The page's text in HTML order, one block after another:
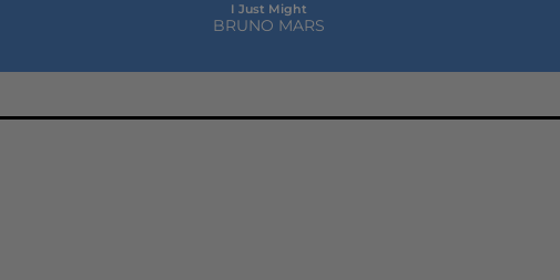
I Just Might
BRUNO MARS